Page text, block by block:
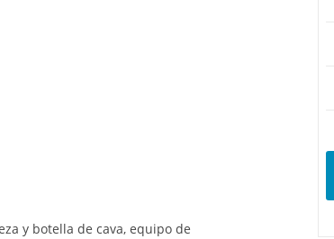
y botella de cava, equipo de